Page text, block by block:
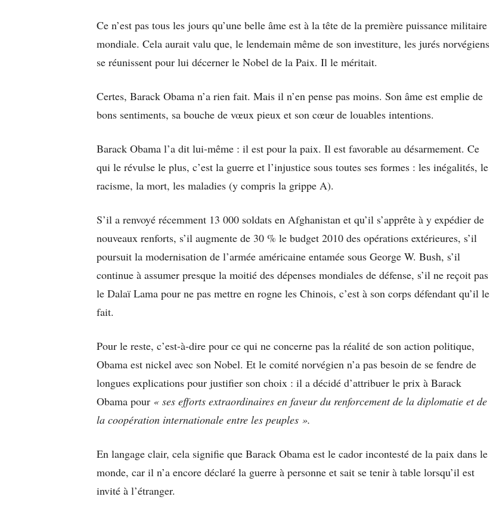
Ce n’est pas tous les jours qu’une belle âme est à la tête de la première puissance militaire
mondiale. Cela aurait valu que, le lendemain même de son investiture, les jurés norvégiens
se réunissent pour lui décerner le Nobel de la Paix. Il le méritait.
Certes, Barack Obama n’a rien fait. Mais il n’en pense pas moins. Son âme est emplie de
bons sentiments, sa bouche de vœux pieux et son cœur de louables intentions.
Barack Obama l’a dit lui-même : il est pour la paix. Il est favorable au désarmement. Ce
qui le révulse le plus, c’est la guerre et l’injustice sous toutes ses formes : les inégalités, le
racisme, la mort, les maladies (y compris la grippe A).
S’il a renvoyé récemment 13 000 soldats en Afghanistan et qu’il s’apprête à y expédier de
nouveaux renforts, s’il augmente de 30 % le budget 2010 des opérations extérieures, s’il
poursuit la modernisation de l’armée américaine entamée sous George W. Bush, s’il
continue à assumer presque la moitié des dépenses mondiales de défense, s’il ne reçoit pas
le Dalaï Lama pour ne pas mettre en rogne les Chinois, c’est à son corps défendant qu’il le
fait.
Pour le reste, c’est-à-dire pour ce qui ne concerne pas la réalité de son action politique,
Obama est nickel avec son Nobel. Et le comité norvégien n’a pas besoin de se fendre de
longues explications pour justifier son choix : il a décidé d’attribuer le prix à Barack
Obama pour « ses efforts extraordinaires en faveur du renforcement de la diplomatie et de
la coopération internationale entre les peuples ».
En langage clair, cela signifie que Barack Obama est le cador incontesté de la paix dans le
monde, car il n’a encore déclaré la guerre à personne et sait se tenir à table lorsqu’il est
invité à l’étranger.